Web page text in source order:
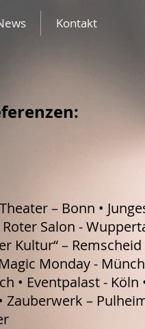
Kontakt
– Bonn •
Salon -
Kultur“ – Remscheid
Monday -
• Eventpalast - Köln
Zauberwerk –